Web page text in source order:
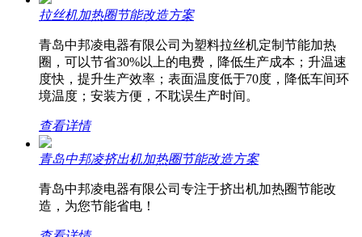
拉丝机加热圈节能改造方案
青岛中邦凌电器有限公司为塑料拉丝机定制节能加热
圈，可以节省30%以上的电费，降低生产成本；升温速
度快，提升生产效率；表面温度低于70度，降低车间环
境温度；安装方便，不耽误生产时间。
查看详情
青岛中邦凌挤出机加热圈节能改造方案
青岛中邦凌电器有限公司专注于挤出机加热圈节能改
造，为您节能省电！